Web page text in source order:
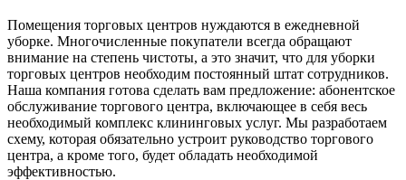
Помещения торговых центров нуждаются в ежедневной
уборке. Многочисленные покупатели всегда обращают
внимание на степень чистоты, а это значит, что для уборки
торговых центров необходим постоянный штат сотрудников.
Наша компания готова сделать вам предложение: абонентское
обслуживание торгового центра, включающее в себя весь
необходимый комплекс клининговых услуг. Мы разработаем
схему, которая обязательно устроит руководство торгового
центра, а кроме того, будет обладать необходимой
эффективностью.